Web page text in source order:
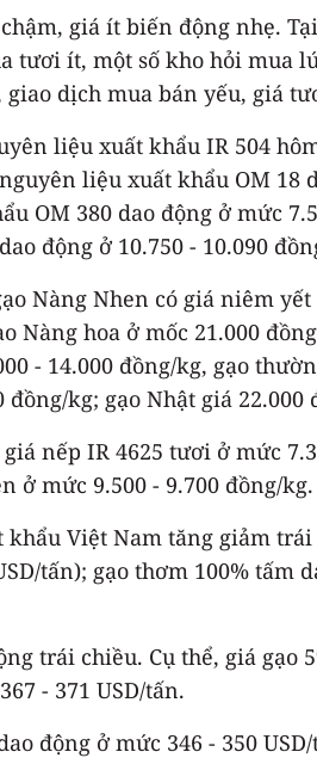
giá ít biến động nhẹ.
tươi ít, một số kho hỏi mua
dịch mua bán yếu, giá
liệu xuất khẩu IR 504
liệu xuất khẩu OM
OM 380 dao động ở mức
động ở 10.750 - 10.090
Nàng Nhen có giá niêm
Nàng hoa ở mốc 21.000
- 14.000 đồng/kg, gạo
đồng/kg; gạo Nhật giá 22.000
nếp IR 4625 tươi ở mức
ở mức 9.500 - 9.700 đồng/kg.
Việt Nam tăng giảm
tấn); gạo thơm 100%
trái chiều. Cụ thể, giá gạo
- 371 USD/tấn.
động ở mức 346 - 350